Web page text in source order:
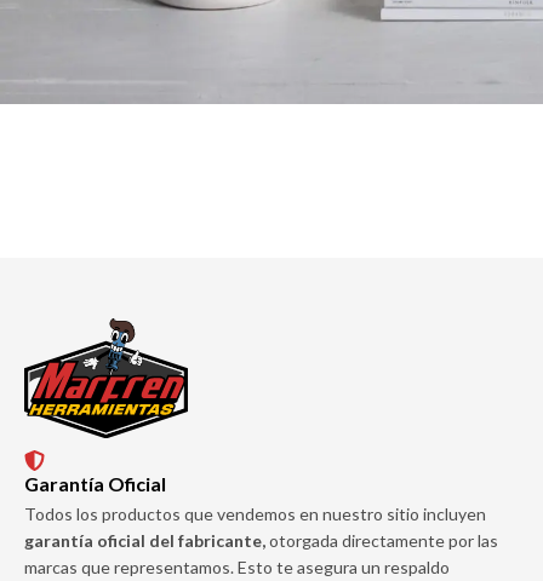
Garantía Oficial
Todos los productos que vendemos en nuestro sitio incluyen
garantía oficial del fabricante,otorgada directamente por las
marcas que representamos. Esto te asegura un respaldo